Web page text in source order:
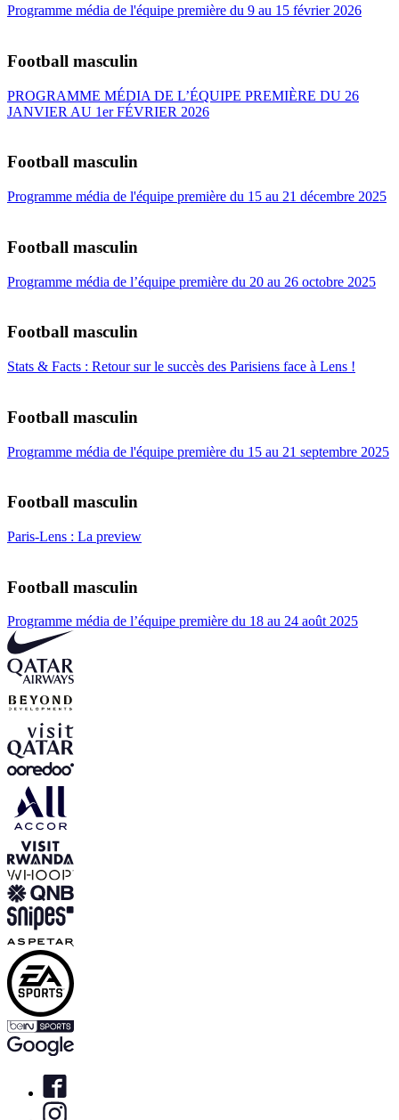
Programme média de l'équipe première du 9 au 15 février 2026
Football masculin
PROGRAMME MÉDIA DE L’ÉQUIPE PREMIÈRE DU 26
JANVIER AU 1er FÉVRIER 2026
Football masculin
Programme média de l'équipe première du 15 au 21 décembre 2025
Football masculin
Programme média de l’équipe première du 20 au 26 octobre 2025
Football masculin
Stats & Facts : Retour sur le succès des Parisiens face à Lens !
Football masculin
Programme média de l'équipe première du 15 au 21 septembre 2025
Football masculin
Paris-Lens : La preview
Football masculin
Programme média de l’équipe première du 18 au 24 août 2025